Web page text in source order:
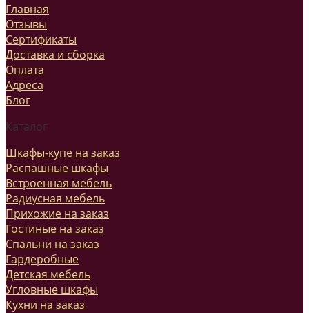
Главная
Отзывы
Сертификаты
Доставка и сборка
Оплата
Адреса
Блог
Каталог
Шкафы-купе на заказ
Распашные шкафы
Встроенная мебель
Радиусная мебель
Прихожие на заказ
Гостиные на заказ
Спальни на заказ
Гардеробные
Детская мебель
Угловные шкафы
Кухни на заказ